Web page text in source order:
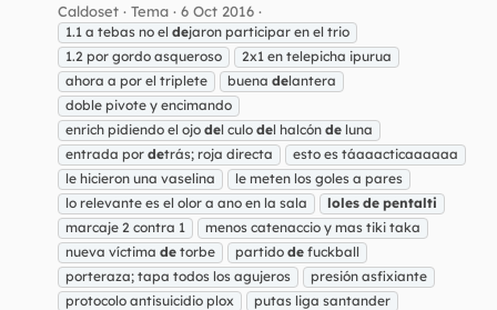
Caldoset Tema 6 Oct 2016
1.1 a tebas no el dejaron participar en el trio
1.2 por gordo asqueroso
2x1 en telepicha ipurua
ahora a por el triplete
buena delantera
doble pivote y encimando
enrich pidiendo el ojo del culo del halcón de luna
entrada por detrás; roja directa
esto es táaaacticaaaaaa
le hicieron una vaselina
le meten los goles a pares
lo relevante es el olor a ano en la sala
loles de pentalti
marcaje 2 contra 1
menos catenaccio y mas tiki taka
nueva víctima de torbe partido de fuckball
porteraza; tapa todos los agujeros
presión asfixiante
protocolo antisuicidio plox
putas liga santander